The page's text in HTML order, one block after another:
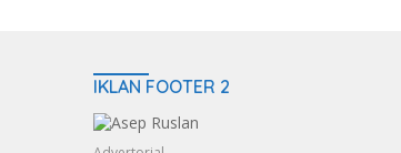
IKLAN FOOTER 2